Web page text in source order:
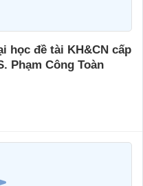
học đề tài KH&CN cấp
Phạm Công Toàn